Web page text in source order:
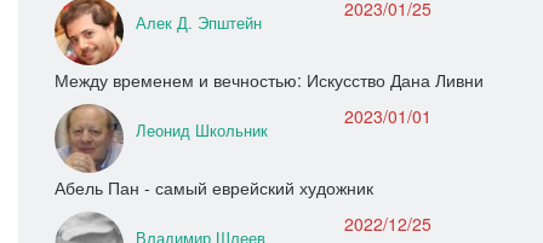
Алек Д. Эпштейн
2023/01/25
Между временем и вечностью: Искусство Дана Ливни
Леонид Школьник
2023/01/01
Абель Пан - самый еврейский художник
Владимир Шлеев
2022/12/25